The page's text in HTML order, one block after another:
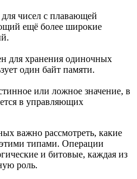
чисел с плавающей
ещё более широкие
для хранения одиночных
один байт памяти.
или ложное значение, в
в управляющих
важно рассмотреть, какие
типами. Операции
и битовые, каждая из
роль.